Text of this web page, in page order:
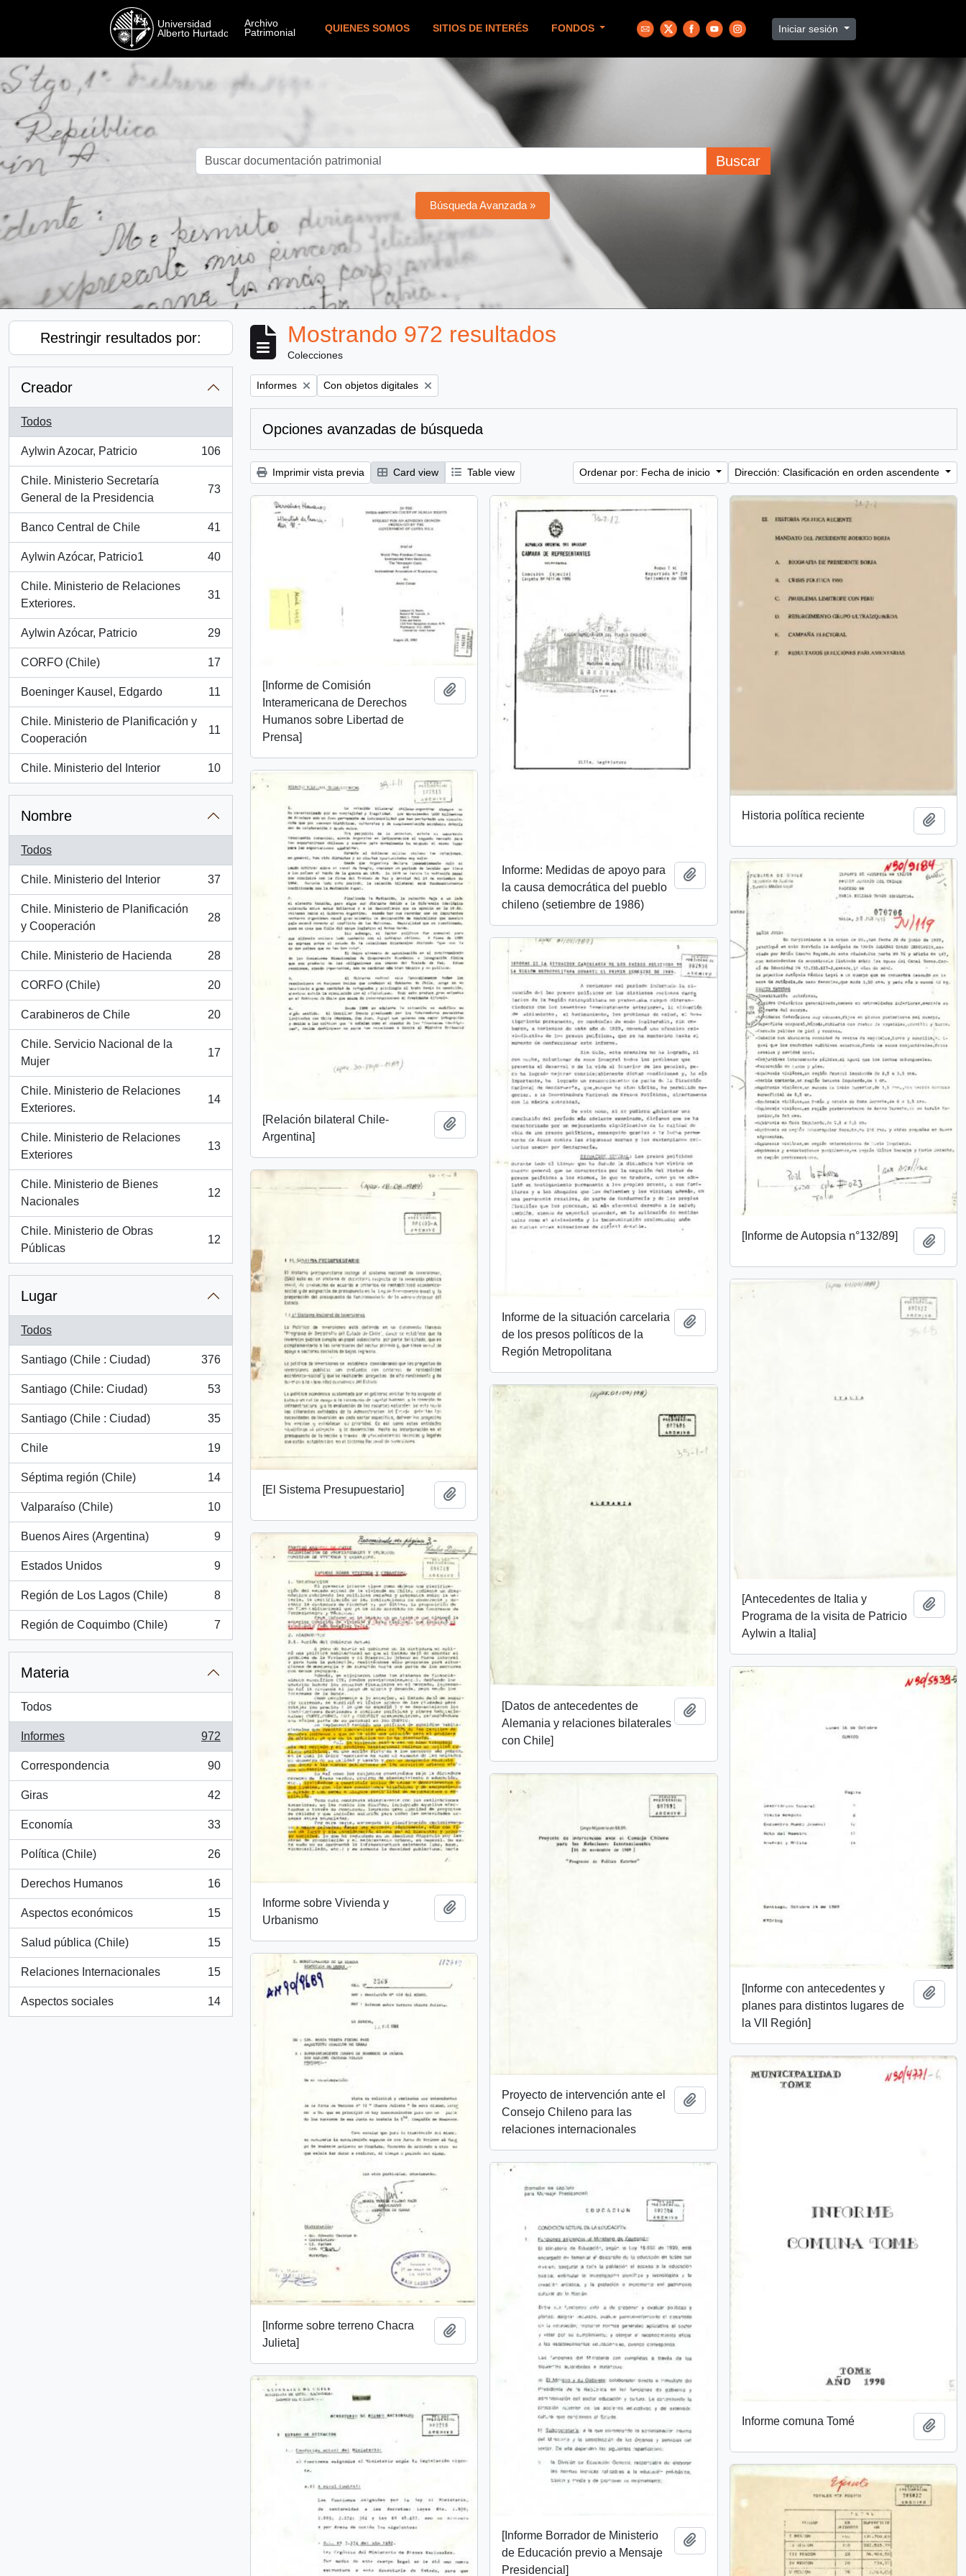
QUIENES SOMOS SITIOS DE INTERÉS FONDOS Iniciar sesión
Buscar
Búsqueda Avanzada »
Restringir resultados por:
Creador
Todos
Aylwin Azocar, Patricio
, 106 resultados
106
Chile. Ministerio Secretaría
General de la Presidencia
, 73 resultados
73
Banco Central de Chile
, 41 resultados
41
Aylwin Azócar, Patricio1
, 40 resultados
40
Chile. Ministerio de Relaciones
Exteriores.
, 31 resultados
31
Aylwin Azócar, Patricio
, 29 resultados
29
CORFO (Chile)
, 17 resultados
17
Boeninger Kausel, Edgardo
, 11 resultados
11
Chile. Ministerio de Planificación y
Cooperación
, 11 resultados
11
Chile. Ministerio del Interior
, 10 resultados
10
Nombre
Todos
Chile. Ministerio del Interior
, 37 resultados
37
Chile. Ministerio de Planificación
y Cooperación
, 28 resultados
28
Chile. Ministerio de Hacienda
, 28 resultados
28
CORFO (Chile)
, 20 resultados
20
Carabineros de Chile
, 20 resultados
20
Chile. Servicio Nacional de la
Mujer
, 17 resultados
17
Chile. Ministerio de Relaciones
Exteriores.
, 14 resultados
14
Chile. Ministerio de Relaciones
Exteriores
, 13 resultados
13
Chile. Ministerio de Bienes
Nacionales
, 12 resultados
12
Chile. Ministerio de Obras
Públicas
, 12 resultados
12
Lugar
Todos
Santiago (Chile : Ciudad)
, 376 resultados
376
Santiago (Chile: Ciudad)
, 53 resultados
53
Santiago (Chile : Ciudad)
, 35 resultados
35
Chile
, 19 resultados
19
Séptima región (Chile)
, 14 resultados
14
Valparaíso (Chile)
, 10 resultados
10
Buenos Aires (Argentina)
, 9 resultados
9
Estados Unidos
, 9 resultados
9
Región de Los Lagos (Chile)
, 8 resultados
8
Región de Coquimbo (Chile)
, 7 resultados
7
Materia
Todos
Informes
, 972 resultados
972
Correspondencia
, 90 resultados
90
Giras
, 42 resultados
42
Economía
, 33 resultados
33
Política (Chile)
, 26 resultados
26
Derechos Humanos
, 16 resultados
16
Aspectos económicos
, 15 resultados
15
Salud pública (Chile)
, 15 resultados
15
Relaciones Internacionales
, 15 resultados
15
Aspectos sociales
, 14 resultados
14
Mostrando 972 resultados
Colecciones
Remove filter:
Informes Remove filter:
Con objetos digitales
Opciones avanzadas de búsqueda
Imprimir vista previa Card view Table view Ordenar por: Fecha de inicio Dirección: Clasificación en orden ascendente
[Informe de Comisión
Interamericana de Derechos
Humanos sobre Libertad de
Prensa]
Añadir al portapapeles
Informe: Medidas de apoyo para
la causa democrática del pueblo
chileno (setiembre de 1986)
Añadir al portapapeles
Historia política reciente
[Relación bilateral Chile-
Argentina]
Añadir al portapapeles
[Informe de Autopsia n°132/89]
Informe de la situación carcelaria
de los presos políticos de la
Región Metropolitana
Añadir al portapapeles
[El Sistema Presupuestario] Añadir al portapapeles
[Antecedentes de Italia y
Programa de la visita de Patricio
Aylwin a Italia]
[Datos de antecedentes de
Alemania y relaciones bilaterales
con Chile]
Añadir al portapapeles
Informe sobre Vivienda y
Urbanismo
[Informe con antecedentes y
planes para distintos lugares de
la VII Región]
Proyecto de intervención ante el
Consejo Chileno para las
relaciones internacionales
Añadir al portapapeles
[Informe sobre terreno Chacra
Julieta]
Añadir al portapapeles
Informe comuna Tomé
[Informe Borrador de Ministerio
de Educación previo a Mensaje
Presidencial]
Añadir al portapapeles